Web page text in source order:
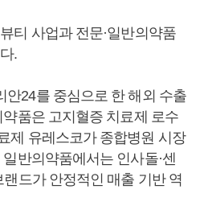
티 사업과 전문·일반의약품
.
안24를 중심으로 한 해외 수출
품은 고지혈증 치료제 로수
제 유레스코가 종합병원 시장
반의약품에서는 인사돌·센
드가 안정적인 매출 기반 역